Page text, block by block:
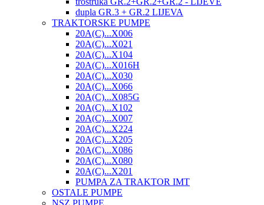
dupla GR.3 + GR.2 LIJEVA
TRAKTORSKE PUMPE
20A(C)...X006
20A(C)...X021
20A(C)...X104
20A(C)...X016H
20A(C)...X030
20A(C)...X066
20A(C)...X085G
20A(C)...X102
20A(C)...X007
20A(C)...X224
20A(C)...X205
20A(C)...X086
20A(C)...X080
20A(C)...X201
PUMPA ZA TRAKTOR IMT
OSTALE PUMPE
NSZ PUMPE